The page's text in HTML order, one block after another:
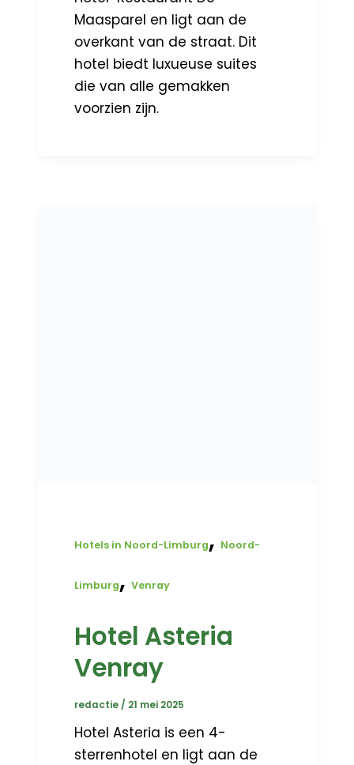
Maasparel en ligt aan de
overkant van de straat. Dit
hotel biedt luxueuse suites
die van alle gemakken
voorzien zijn.
Hotels in Noord-Limburg, Noord-
Limburg,Venray
Hotel Asteria
Venray
redactie / 21 mei 2025
Hotel Asteria is een 4-
sterrenhotel en ligt aan de